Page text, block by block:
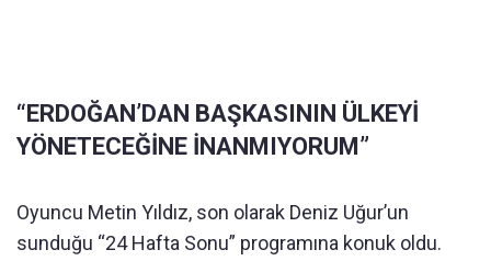
“ERDOĞAN’DAN BAŞKASININ ÜLKEYİ
YÖNETECEĞİNE İNANMIYORUM”
Oyuncu Metin Yıldız, son olarak Deniz Uğur’un
sunduğu “24 Hafta Sonu” programına konuk oldu.